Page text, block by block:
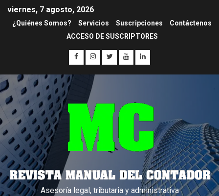
viernes, 7 agosto, 2026
¿Quiénes Somos? Servicios Suscripciones
Contáctenos
ACCESO DE SUSCRIPTORES
Asesoría legal, tributaria y administrativa